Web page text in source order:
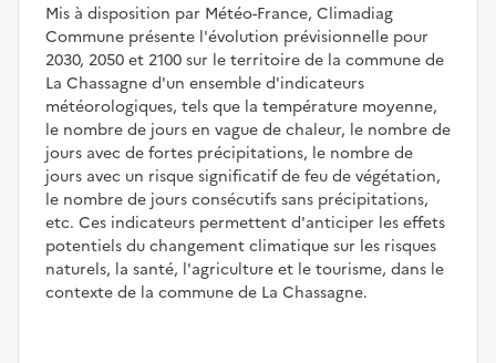
Mis à disposition par Météo-France, Climadiag
Commune présente l'évolution prévisionnelle pour
2030, 2050 et 2100 sur le territoire de la commune de
La Chassagne d'un ensemble d'indicateurs
météorologiques, tels que la température moyenne,
le nombre de jours en vague de chaleur, le nombre de
jours avec de fortes précipitations, le nombre de
jours avec un risque significatif de feu de végétation,
le nombre de jours consécutifs sans précipitations,
etc. Ces indicateurs permettent d'anticiper les effets
potentiels du changement climatique sur les risques
naturels, la santé, l'agriculture et le tourisme, dans le
contexte de la commune de La Chassagne.